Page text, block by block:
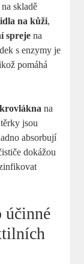
skladě
na kůži,
spreje na
s enzymy je
pomáhá
na
jsou
absorbují
dokážou
účinné